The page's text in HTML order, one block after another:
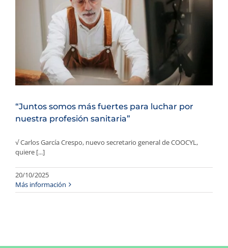
“Juntos somos más fuertes para luchar por
nuestra profesión sanitaria”
√ Carlos García Crespo, nuevo secretario general de COOCYL,
quiere [...]
20/10/2025
Más información